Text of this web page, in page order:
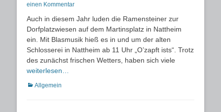
on
einen Kommentar
Auch in diesem Jahr luden die Ramensteiner zur
Dorfplatzwiesen auf dem Martinsplatz in Nattheim
ein. Mit Blasmusik hieß es in und um der alten
Schlosserei in Nattheim ab 11 Uhr „O’zapft ists“. Trotz
des zunächst frischen Wetters, haben sich viele
weiterlesen…
Kategorien
Allgemein